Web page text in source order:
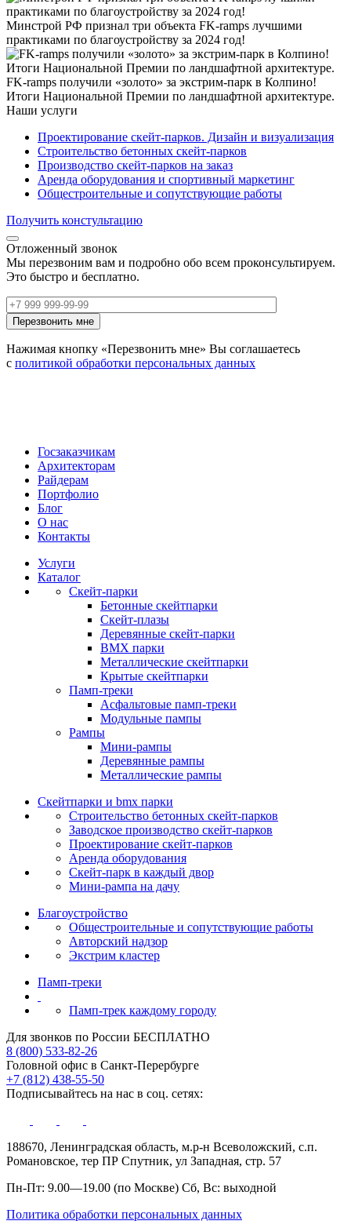
Минстрой РФ признал три объекта FK-ramps лучшими
практиками по благоустройству за 2024 год!
FK-ramps получили «золото» за экстрим-парк в Колпино!
Итоги Национальной Премии по ландшафтной архитектуре.
Наши услуги
Проектирование скейт-парков. Дизайн и визуализация
Строительство бетонных скейт-парков
Производство скейт-парков на заказ
Аренда оборудования и спортивный маркетинг
Общестроительные и сопутствующие работы
Получить констультацию
Отложенный звонок
Мы перезвоним вам и подробно обо всем проконсультируем.
Это быстро и бесплатно.
Нажимая кнопку «Перезвонить мне» Вы соглашаетесь
с политикой обработки персональных данных
Госзаказчикам
Архитекторам
Райдерам
Портфолио
Блог
О нас
Контакты
Услуги
Каталог
Скейт‑парки
Бетонные скейтпарки
Скейт‑плазы
Деревянные скейт‑парки
BMX парки
Металлические скейтпарки
Крытые скейтпарки
Памп‑треки
Асфальтовые памп‑треки
Модульные пампы
Рампы
Мини-рампы
Деревянные рампы
Металлические рампы
Скейтпарки и bmx парки
Строительство бетонных скейт‑парков
Заводское производство скейт-парков
Проектирование скейт-парков
Аренда оборудования
Скейт-парк в каждый двор
Мини-рампа на дачу
Благоустройство
Общестроительные и сопутствующие работы
Авторский надзор
Экстрим кластер
Памп‑треки
Памп-трек каждому городу
Для звонков по России БЕСПЛАТНО
8 (800) 533-82-26
Головной офис в Санкт-Перербурге
+7 (812) 438-55-50
Подписывайтесь на нас в соц. сетях:
188670, Ленинградская область, м.р-н Всеволожский, с.п.
Романовское, тер ПР Спутник, ул Западная, стр. 57
Пн-Пт: 9.00—19.00 (по Москве) Сб, Вс: выходной
Политика обработки персональных данных